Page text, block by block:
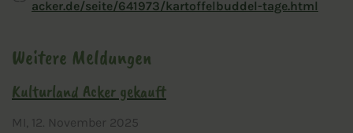
acker.de/seite/641973/kartoffelbuddel-tage.html
Weitere Meldungen
Kulturland Acker gekauft
MI, 12. November 2025